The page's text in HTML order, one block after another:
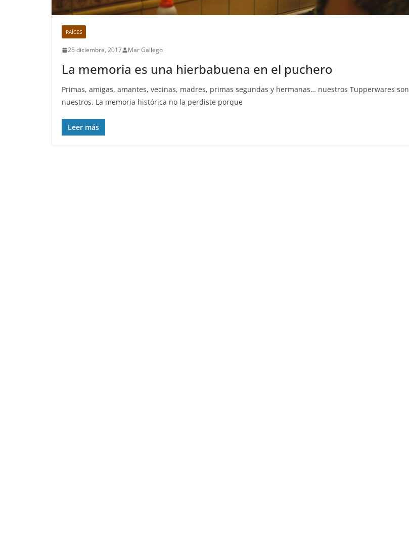
RAÍCES
25 diciembre, 2017 Mar Gallego
La memoria es una hierbabuena en el puchero
Primas, amigas, amantes, vecinas, madres, primas segundas y hermanas… nuestros Tupperwares son
nuestros. La memoria histórica no la perdiste porque
Leer más